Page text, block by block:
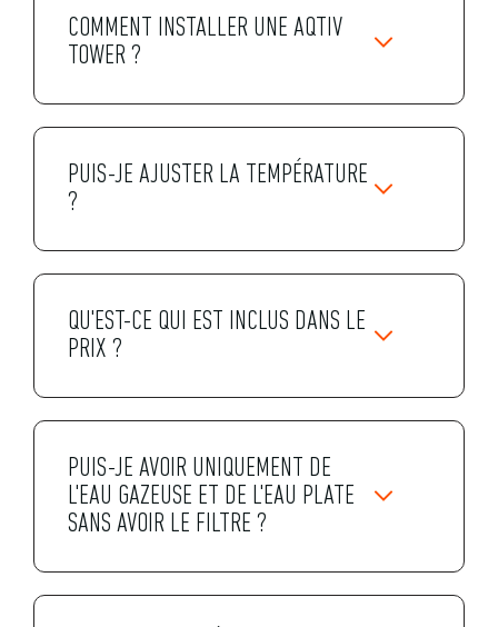
COMMENT INSTALLER UNE AQTIV
TOWER ?
PUIS-JE AJUSTER LA TEMPÉRATURE
?
QU'EST-CE QUI EST INCLUS DANS LE
PRIX ?
PUIS-JE AVOIR UNIQUEMENT DE
L'EAU GAZEUSE ET DE L'EAU PLATE
SANS AVOIR LE FILTRE ?